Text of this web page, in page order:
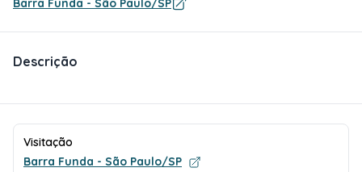
Barra Funda - São Paulo/SP
Descrição
Visitação
Barra Funda - São Paulo/SP